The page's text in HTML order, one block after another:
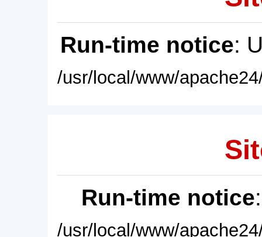
Run-time notice:
/usr/local/www/
Run-time notice
/usr/local/www/